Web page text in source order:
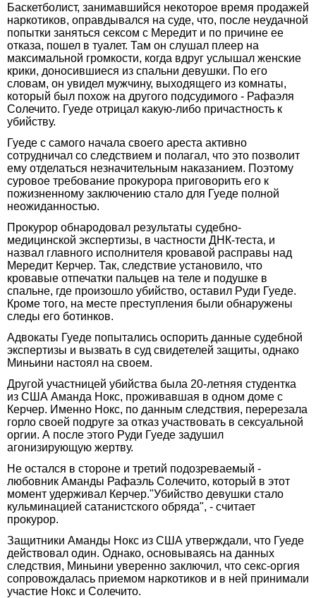
Баскетболист, занимавшийся некоторое время продажей
наркотиков, оправдывался на суде, что, после неудачной
попытки заняться сексом с Мередит и по причине ее
отказа, пошел в туалет. Там он слушал плеер на
максимальной громкости, когда вдруг услышал женские
крики, доносившиеся из спальни девушки. По его
словам, он увидел мужчину, выходящего из комнаты,
который был похож на другого подсудимого - Рафаэля
Солечито. Гуеде отрицал какую-либо причастность к
убийству.
Гуеде с самого начала своего ареста активно
сотрудничал со следствием и полагал, что это позволит
ему отделаться незначительным наказанием. Поэтому
суровое требование прокурора приговорить его к
пожизненному заключению стало для Гуеде полной
неожиданностью.
Прокурор обнародовал результаты судебно-
медицинской экспертизы, в частности ДНК-теста, и
назвал главного исполнителя кровавой расправы над
Мередит Керчер. Так, следствие установило, что
кровавые отпечатки пальцев на теле и подушке в
спальне, где произошло убийство, оставил Руди Гуеде.
Кроме того, на месте преступления были обнаружены
следы его ботинков.
Адвокаты Гуеде попытались оспорить данные судебной
экспертизы и вызвать в суд свидетелей защиты, однако
Миньини настоял на своем.
Другой участницей убийства была 20-летняя студентка
из США Аманда Нокс, проживавшая в одном доме с
Керчер. Именно Нокс, по данным следствия, перерезала
горло своей подруге за отказ участвовать в сексуальной
оргии. А после этого Руди Гуеде задушил
агонизирующую жертву.
Не остался в стороне и третий подозреваемый -
любовник Аманды Рафаэль Солечито, который в этот
момент удерживал Керчер."Убийство девушки стало
кульминацией сатанистского обряда", - считает
прокурор.
Защитники Аманды Нокс из США утверждали, что Гуеде
действовал один. Однако, основываясь на данных
следствия, Миньини уверенно заключил, что секс-оргия
сопровождалась приемом наркотиков и в ней принимали
участие Нокс и Солечито.